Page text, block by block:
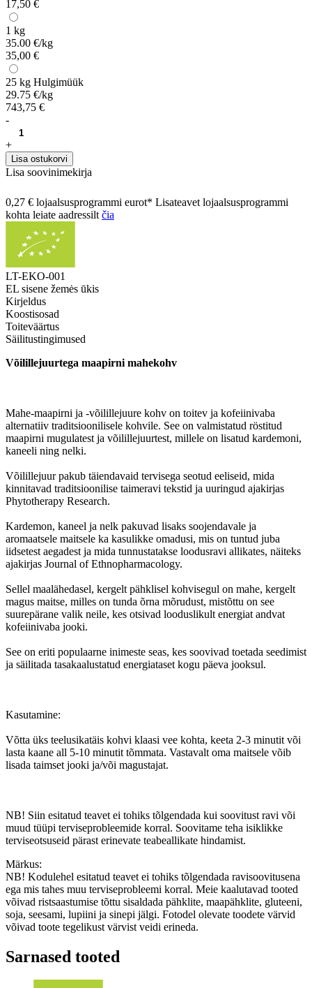
17,50 €
1 kg
35.00 €/kg
35,00 €
25 kg Hulgimüük
29.75 €/kg
743,75 €
-
+
Lisa ostukorvi
Lisa soovinimekirja
0,27 € lojaalsusprogrammi eurot* Lisateavet lojaalsusprogrammi
kohta leiate aadressilt čia
LT-EKO-001
EL sisene žemės ūkis
Kirjeldus
Koostisosad
Toiteväärtus
Säilitustingimused
Võilillejuurtega maapirni mahekohv
Mahe-maapirni ja -võilillejuure kohv on toitev ja kofeiinivaba
alternatiiv traditsioonilisele kohvile. See on valmistatud röstitud
maapirni mugulatest ja võilillejuurtest, millele on lisatud kardemoni,
kaneeli ning nelki.
Võilillejuur pakub täiendavaid tervisega seotud eeliseid, mida
kinnitavad traditsioonilise taimeravi tekstid ja uuringud ajakirjas
Phytotherapy Research.
Kardemon, kaneel ja nelk pakuvad lisaks soojendavale ja
aromaatsele maitsele ka kasulikke omadusi, mis on tuntud juba
iidsetest aegadest ja mida tunnustatakse loodusravi allikates, näiteks
ajakirjas Journal of Ethnopharmacology.
Sellel maalähedasel, kergelt pähklisel kohvisegul on mahe, kergelt
magus maitse, milles on tunda õrna mõrudust, mistõttu on see
suurepärane valik neile, kes otsivad looduslikult energiat andvat
kofeiinivaba jooki.
See on eriti populaarne inimeste seas, kes soovivad toetada seedimist
ja säilitada tasakaalustatud energiataset kogu päeva jooksul.
Kasutamine:
Võtta üks teelusikatäis kohvi klaasi vee kohta, keeta 2-3 minutit või
lasta kaane all 5-10 minutit tõmmata. Vastavalt oma maitsele võib
lisada taimset jooki ja/või magustajat.
NB! Siin esitatud teavet ei tohiks tõlgendada kui soovitust ravi või
muud tüüpi terviseprobleemide korral. Soovitame teha isiklikke
terviseotsuseid pärast erinevate teabeallikate hindamist.
Märkus:
NB! Kodulehel esitatud teavet ei tohiks tõlgendada ravisoovitusena
ega mis tahes muu terviseprobleemi korral. Meie kaalutavad tooted
võivad ristsaastumise tõttu sisaldada pähklite, maapähklite, gluteeni,
soja, seesami, lupiini ja sinepi jälgi. Fotodel olevate toodete värvid
võivad toote tegelikust värvist veidi erineda.
Sarnased tooted